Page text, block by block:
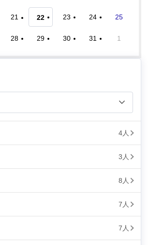
21 22 23 24 25
28 29 30 31 1
4人
3人
8人
7人
7人